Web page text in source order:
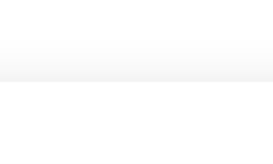
køkkenskabe. Undgå at